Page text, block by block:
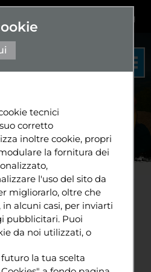
Eng
Tuttavia... 2025 Patrizia
Toshini Devi
Liberi
tecnici
corretto
inoltre cookie, propri
la fornitura dei
l'uso del sito da
migliorarlo, oltre che
alcuni casi, per inviarti
pubblicitari. Puoi
da noi utilizzati, o
di questo sito,
la tua scelta